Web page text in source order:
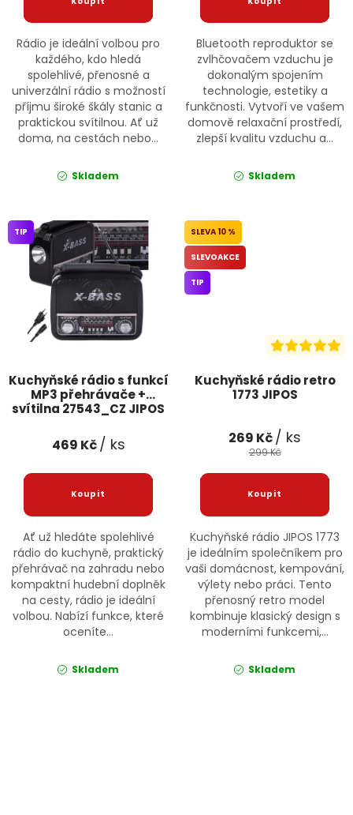
Obchodní podmínky Reklamační řád
Podmínky ochrany osobních údajů
Rádio je ideální volbou pro
každého, kdo hledá
spolehlivé, přenosné a
univerzální rádio s možností
příjmu široké škály stanic a
praktickou svítilnou. Ať už
doma, na cestách nebo...
Skladem
Bluetooth reproduktor se
zvlhčovačem vzduchu je
dokonalým spojením
technologie, estetiky a
funkčnosti. Vytvoří ve vašem
domově relaxační prostředí,
zlepší kvalitu vzduchu a...
Skladem
Kuchyňské rádio s funkcí
MP3 přehrávače +
svítilna 27543_CZ JIPOS
TIP
469 Kč/ ks
Ať už hledáte spolehlivé
rádio do kuchyně, praktický
přehrávač na zahradu nebo
kompaktní hudební doplněk
na cesty, rádio je ideální
volbou. Nabízí funkce, které
oceníte...
Skladem
Kuchyňské rádio retro
1773 JIPOS
10 %
SLEVOAKCE
TIP
269 Kč/ ks
299 Kč
Kuchyňské rádio JIPOS 1773
je ideálním společníkem pro
vaši domácnost, kempování,
výlety nebo práci. Tento
přenosný retro model
kombinuje klasický design s
moderními funkcemi,...
Skladem